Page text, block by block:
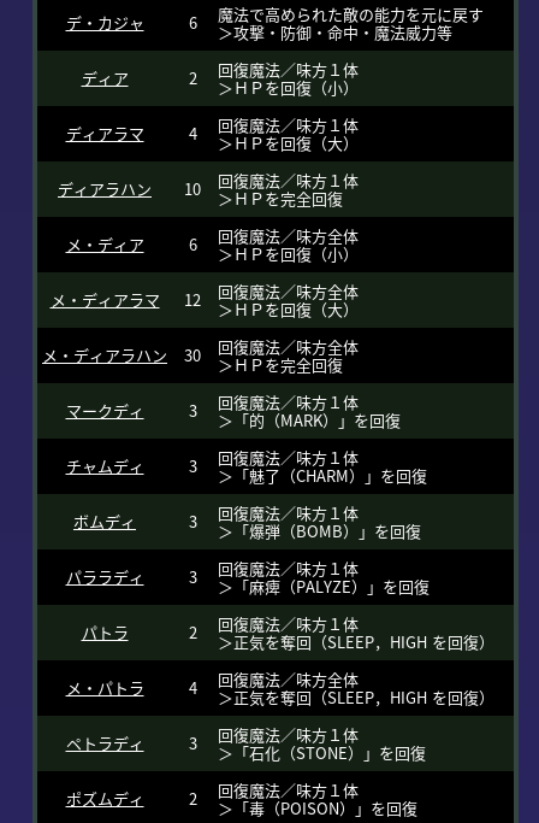
デ・カジャ
6 魔法で高められた敵の能力を元に戻す
＞攻撃・防御・命中・魔法威力等
ディア
2 回復魔法／味方１体
＞ＨＰを回復（小）
ディアラマ
4 回復魔法／味方１体
＞ＨＰを回復（大）
ディアラハン
10 回復魔法／味方１体
＞ＨＰを完全回復
メ・ディア
6 回復魔法／味方全体
＞ＨＰを回復（小）
メ・ディアラマ
12 回復魔法／味方全体
＞ＨＰを回復（大）
メ・ディアラハン
30 回復魔法／味方全体
＞ＨＰを完全回復
マークディ
3 回復魔法／味方１体
＞「的（MARK）」を回復
チャムディ
3 回復魔法／味方１体
＞「魅了（CHARM）」を回復
ボムディ
3 回復魔法／味方１体
＞「爆弾（BOMB）」を回復
パララディ
3 回復魔法／味方１体
＞「麻痺（PALYZE）」を回復
パトラ
2 回復魔法／味方１体
＞正気を奪回（SLEEP，HIGH を回復）
メ・パトラ
4 回復魔法／味方全体
＞正気を奪回（SLEEP，HIGH を回復）
ペトラディ
3 回復魔法／味方１体
＞「石化（STONE）」を回復
ポズムディ
2 回復魔法／味方１体
＞「毒（POISON）」を回復